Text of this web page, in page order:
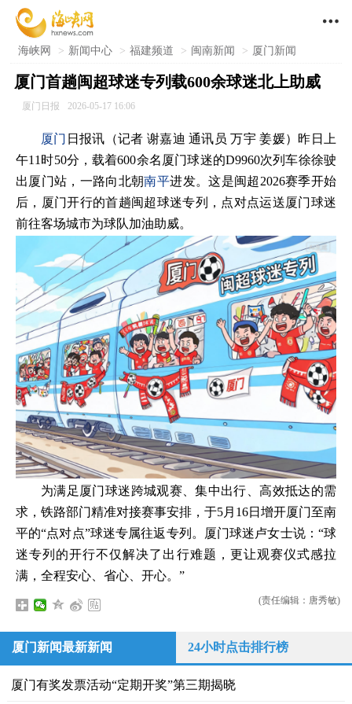

海峡网 > 新闻中心 > 福建频道 > 闽南新闻 > 厦门新闻
厦门首趟闽超球迷专列载600余球迷北上助威
厦门日报 2026-05-17 16:06
厦门 日报讯（记者 谢嘉迪 通讯员 万宇 姜媛）昨日上
午11时50分，载着600余名厦门球迷的D9960次列车徐徐驶
出厦门站，一路向北朝南平进发。这是闽超2026赛季开始
后，厦门开行的首趟闽超球迷专列，点对点运送厦门球迷
前往客场城市为球队加油助威。
为满足厦门球迷跨城观赛、集中出行、高效抵达的需
求，铁路部门精准对接赛事安排，于5月16日增开厦门至南
平的“点对点”球迷专属往返专列。厦门球迷卢女士说：“球
迷专列的开行不仅解决了出行难题，更让观赛仪式感拉
满，全程安心、省心、开心。”
(责任编辑：唐秀敏)
厦门新闻最新新闻 24小时点击排行榜
厦门有奖发票活动“定期开奖”第三期揭晓